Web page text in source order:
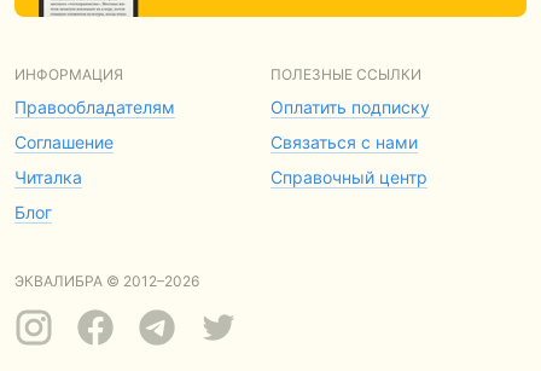
ИНФОРМАЦИЯ
Правообладателям
Соглашение
Читалка
Блог
ПОЛЕЗНЫЕ ССЫЛКИ
Оплатить подписку
Связаться с нами
Справочный центр
ЭКВАЛИБРА © 2012–2026